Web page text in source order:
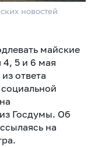
новостей
майские
4, 5 и 6 мая
ответа
Госдумы. Об
на